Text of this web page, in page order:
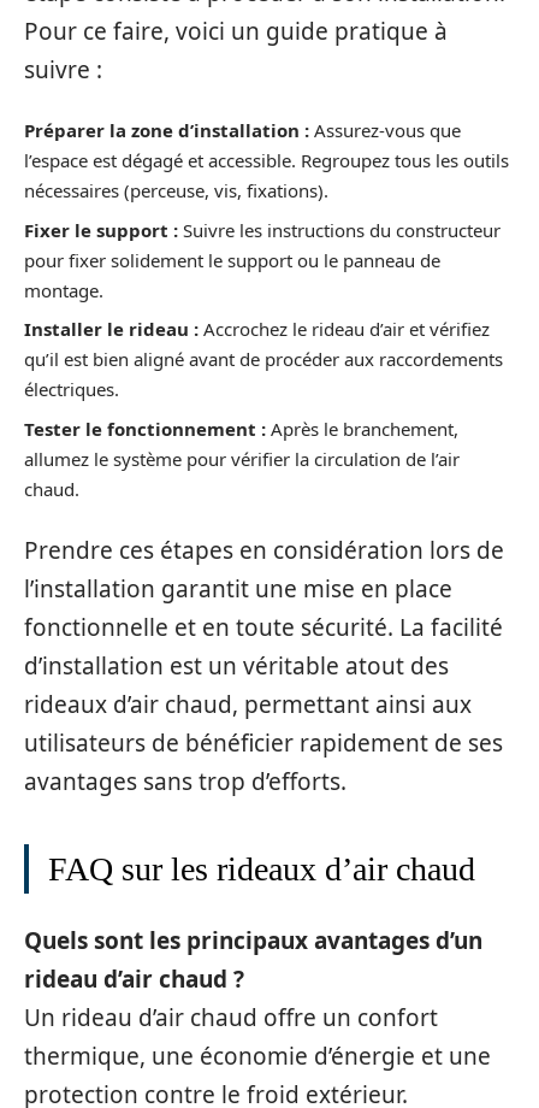
Pour ce faire, voici un guide pratique à
suivre :
Préparer la zone d’installation : Assurez-vous que
l’espace est dégagé et accessible. Regroupez tous les outils
nécessaires (perceuse, vis, fixations).
Fixer le support : Suivre les instructions du constructeur
pour fixer solidement le support ou le panneau de
montage.
Installer le rideau : Accrochez le rideau d’air et vérifiez
qu’il est bien aligné avant de procéder aux raccordements
électriques.
Tester le fonctionnement : Après le branchement,
allumez le système pour vérifier la circulation de l’air
chaud.
Prendre ces étapes en considération lors de
l’installation garantit une mise en place
fonctionnelle et en toute sécurité. La facilité
d’installation est un véritable atout des
rideaux d’air chaud, permettant ainsi aux
utilisateurs de bénéficier rapidement de ses
avantages sans trop d’efforts.
FAQ sur les rideaux d’air chaud
Quels sont les principaux avantages d’un
rideau d’air chaud ?
Un rideau d’air chaud offre un confort
thermique, une économie d’énergie et une
protection contre le froid extérieur.